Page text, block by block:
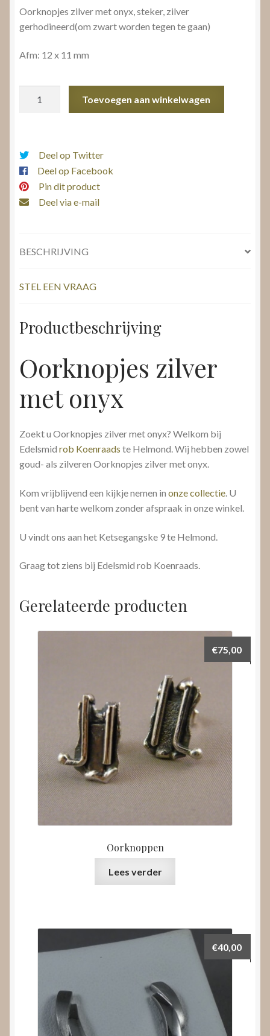
Oorknopjes zilver met onyx, steker, zilver
gerhodineerd(om zwart worden tegen te gaan)
Afm: 12 x 11 mm
aantal
Toevoegen aan winkelwagen
Deel op Twitter
Deel op Facebook
Pin dit product
Deel via e-mail
BESCHRIJVING
STEL EEN VRAAG
Productbeschrijving
Oorknopjes zilver
met onyx
Zoekt u Oorknopjes zilver met onyx? Welkom bij
Edelsmid rob Koenraads te Helmond. Wij hebben zowel
goud- als zilveren Oorknopjes zilver met onyx.
Kom vrijblijvend een kijkje nemen in onze collectie. U
bent van harte welkom zonder afspraak in onze winkel.
U vindt ons aan het Ketsegangske 9 te Helmond.
Graag tot ziens bij Edelsmid rob Koenraads.
Gerelateerde producten
Oorknoppen
€75,00
Lees verder
€40,00